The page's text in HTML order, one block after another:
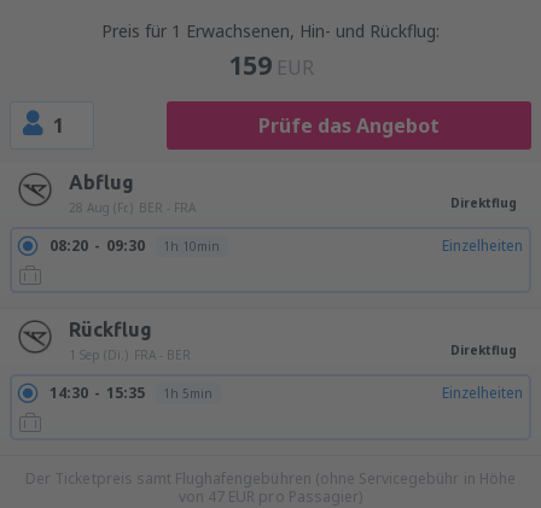
Preis für 1 Erwachsenen, Hin- und Rückflug:
159 EUR
1 Prüfe das Angebot
Abflug
28 Aug (Fr.) BER - FRA Direktflug
08:20 09:30 1h 10min Einzelheiten
Rückflug
1 Sep (Di.) FRA - BER Direktflug
14:30 15:35 1h 5min Einzelheiten
Der Ticketpreis samt Flughafengebühren (ohne Servicegebühr in Höhe
von 47 EUR pro Passagier)